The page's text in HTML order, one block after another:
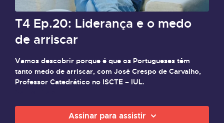
T4 Ep.20: Liderança e o medo
de arriscar
Vamos descobrir porque é que os Portugueses têm
tanto medo de arriscar, com José Crespo de Carvalho,
Professor Catedrático no ISCTE – IUL.
Assinar para assistir